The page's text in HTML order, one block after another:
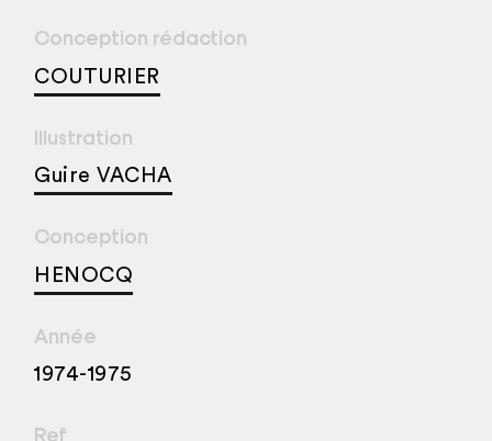
Conception rédaction
COUTURIER
Illustration
Guire VACHA
Conception
HENOCQ
Année
1974-1975
Ref